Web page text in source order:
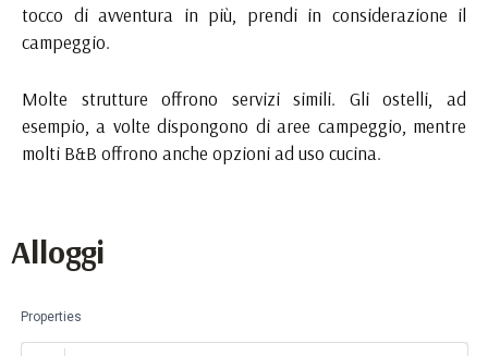
tocco di avventura in più, prendi in considerazione il
campeggio.
Molte strutture offrono servizi simili. Gli ostelli, ad
esempio, a volte dispongono di aree campeggio, mentre
molti B&B offrono anche opzioni ad uso cucina.
Alloggi